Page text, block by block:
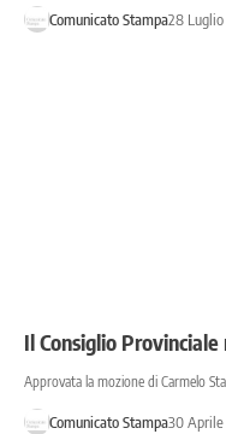
Comunicato Stampa28 Luglio
Il Consiglio
Approvata la mozione di Carmelo
Comunicato Stampa30 Aprile